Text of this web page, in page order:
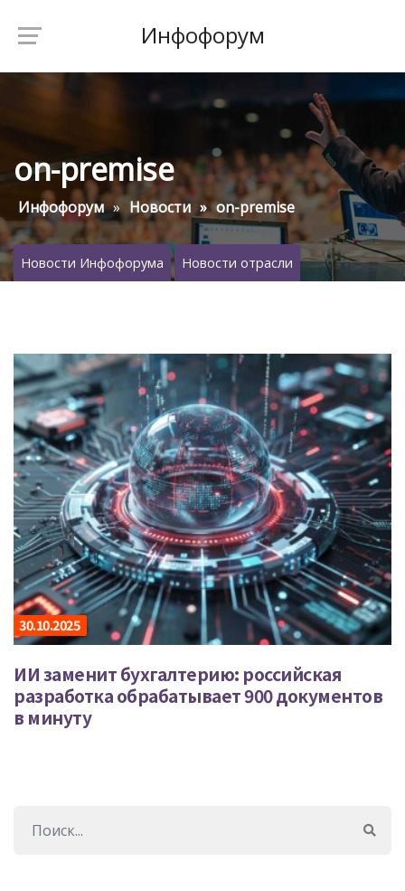
Инфофорум
on-premise
Инфофорум Новости on-premise
Новости Инфофорума Новости отрасли
30.10.2025
ИИ заменит бухгалтерию: российская
разработка обрабатывает 900 документов
в минуту